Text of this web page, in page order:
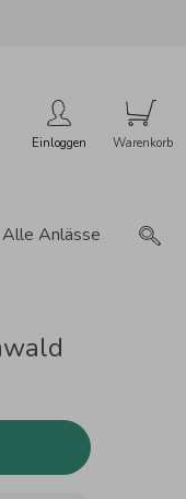
Einloggen
Alle Anlässe